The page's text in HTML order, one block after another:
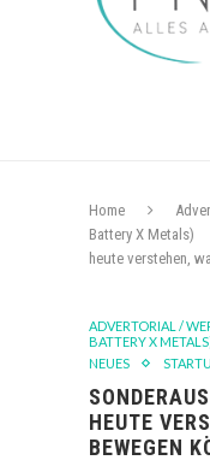
Home
Battery X Metals)
heute verstehen,
ADVERTORIAL /
BATTERY X
NEUES
HEUTE
BEWEGEN